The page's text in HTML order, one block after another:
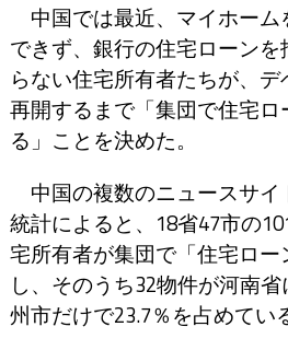
中国では最近、マイホーム
できず、銀行の住宅ローン
らない住宅所有者たちが、
再開するまで「集団で住宅
る」ことを決めた。
中国の複数のニュースサイ
統計によると、18省47市の
宅所有者が集団で「住宅ロー
し、そのうち32物件が河南
州市だけで23.7％を占めてい